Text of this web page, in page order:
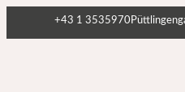
+43 1 3535970